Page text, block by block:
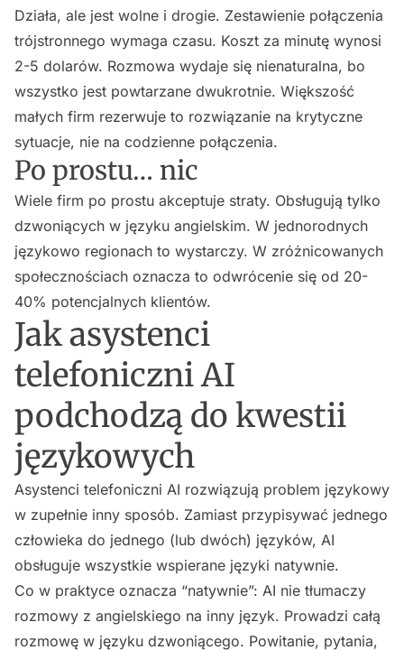
Działa, ale jest wolne i drogie. Zestawienie połączenia
trójstronnego wymaga czasu. Koszt za minutę wynosi
2-5 dolarów. Rozmowa wydaje się nienaturalna, bo
wszystko jest powtarzane dwukrotnie. Większość
małych firm rezerwuje to rozwiązanie na krytyczne
sytuacje, nie na codzienne połączenia.
Po prostu… nic
Wiele firm po prostu akceptuje straty. Obsługują tylko
dzwoniących w języku angielskim. W jednorodnych
językowo regionach to wystarczy. W zróżnicowanych
społecznościach oznacza to odwrócenie się od 20-
40% potencjalnych klientów.
Jak asystenci
telefoniczni AI
podchodzą do kwestii
językowych
Asystenci telefoniczni AI rozwiązują problem językowy
w zupełnie inny sposób. Zamiast przypisywać jednego
człowieka do jednego (lub dwóch) języków, AI
obsługuje wszystkie wspierane języki natywnie.
Co w praktyce oznacza “natywnie”: AI nie tłumaczy
rozmowy z angielskiego na inny język. Prowadzi całą
rozmowę w języku dzwoniącego. Powitanie, pytania,